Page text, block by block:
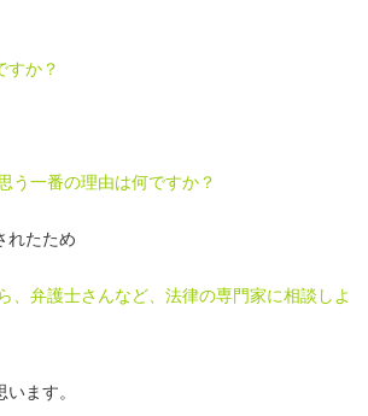
すか？
う一番の理由は何ですか？
れたため
、弁護士さんなど、法律の専門家に相談しよ
ます。